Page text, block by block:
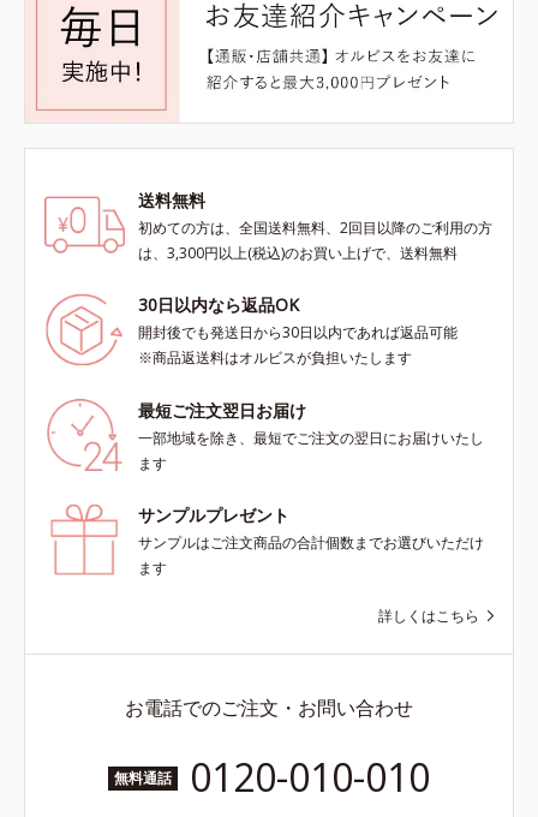
送料無料
初めての方は、全国送料無料、2回目以降のご利用の方
は、3,300円以上(税込)のお買い上げで、送料無料
30日以内なら返品OK
開封後でも発送日から30日以内であれば返品可能
※商品返送料はオルビスが負担いたします
最短ご注文翌日お届け
一部地域を除き、最短でご注文の翌日にお届けいたし
ます
サンプルプレゼント
サンプルはご注文商品の合計個数までお選びいただけ
ます
詳しくはこちら
お電話でのご注文・お問い合わせ
無料通話 0120-010-010